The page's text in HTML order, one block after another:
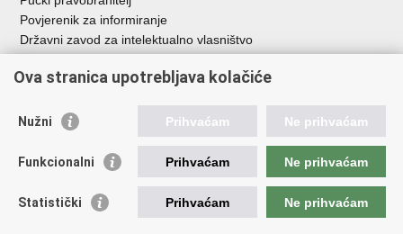
Povjerenik za informiranje
Državni zavod za intelektualno vlasništvo
HAKOM
Ostale poveznice
Hrvatski audiovizualni centar
Creative Europe
Ova stranica upotrebljava kolačiće
Nužni Prihvaćam Ne prihvaćam
Funkcionalni Prihvaćam Ne prihvaćam
Statistički Prihvaćam Ne prihvaćam